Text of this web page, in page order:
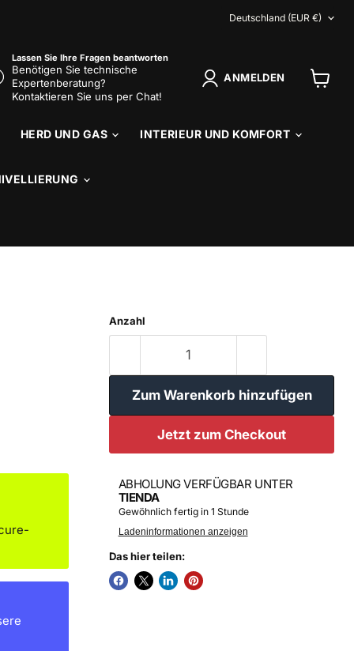
LAND
Deutschland (EUR €)
Lassen Sie Ihre Fragen beantworten
Benötigen Sie technische
Expertenberatung?
Kontaktieren Sie uns per Chat!
ANMELDEN
HERD UND GAS INTERIEUR UND KOMFORT
Anzahl
Zum Warenkorb hinzufügen
Jetzt zum Checkout
ABHOLUNG VERFÜGBAR UNTER
TIENDA
Gewöhnlich fertig in 1 Stunde
Ladeninformationen anzeigen
Das hier teilen: